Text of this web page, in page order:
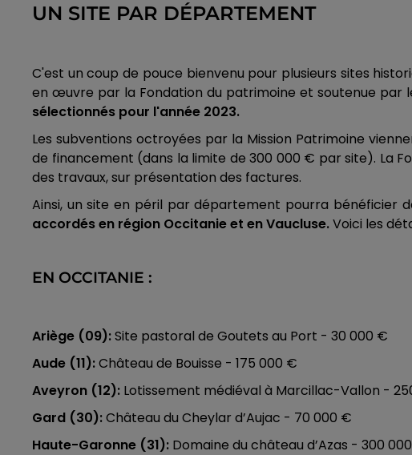
UN SITE PAR DÉPARTEMENT
C'est un coup de pouce bienvenu pour plusieurs sites
en œuvre par la Fondation du patrimoine et soutenue par
sélectionnés pour l'année 2023.
Les subventions octroyées par la Mission Patrimoine
de financement (dans la limite de 300 000 € par site). La
des travaux, sur présentation des factures.
Ainsi, un site en péril par département pourra bénéficier
accordés en région Occitanie et en Vaucluse.Voici les
EN OCCITANIE :
Ariège (09):Site pastoral de Goutets au Port - 30 000 €
Aude (11):Château de Bouisse - 175 000 €
Aveyron (12): Lotissement médiéval à Marcillac-Vallon -
Gard (30):Château du Cheylar d’Aujac - 70 000 €
Haute-Garonne (31): Domaine du château d’Azas - 300